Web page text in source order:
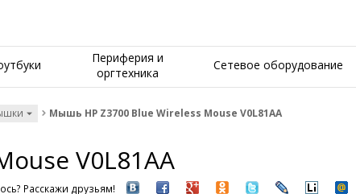
Периферия и
оргтехника
Сетевое оборудование
Мышь HP Z3700 Blue Wireless Mouse V0L81AA
V0L81AA
Расскажи друзьям!